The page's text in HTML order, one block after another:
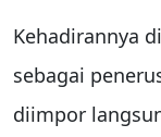
Kehadirannya
sebagai
diimpor